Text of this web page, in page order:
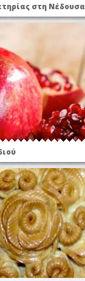
στη Νέδουσα